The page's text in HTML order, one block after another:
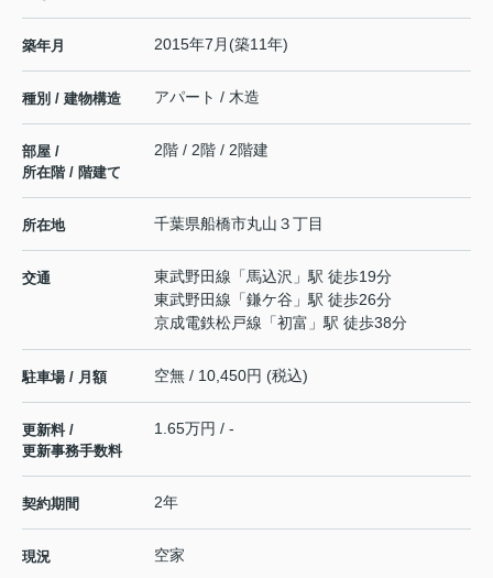
築年月 2015年7月(築11年)
種別 / 建物構造 アパート / 木造
部屋 /
所在階 / 階建て
2階 / 2階 / 2階建
所在地 千葉県船橋市丸山 ３丁目
交通 東武野田線 「馬込沢 」駅 徒歩19分
東武野田線 「鎌ケ谷 」駅 徒歩26分
京成電鉄松戸線 「初富 」駅 徒歩38分
駐車場 / 月額 空無 / 10,450円 (税込)
更新料 /
更新事務手数料
1.65万円 / -
契約期間 2年
現況 空家